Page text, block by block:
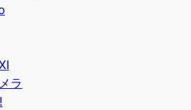
ラ